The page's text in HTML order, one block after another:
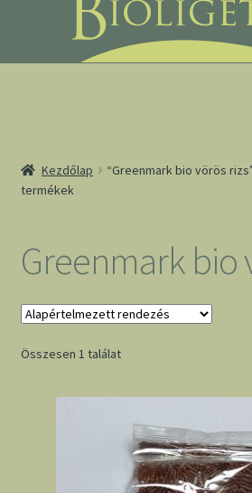
navigációhoz
tartalomba
Kezdőlap
“Greenmark bio vörös
termékek
Greenmark bio
Összesen 1 találat